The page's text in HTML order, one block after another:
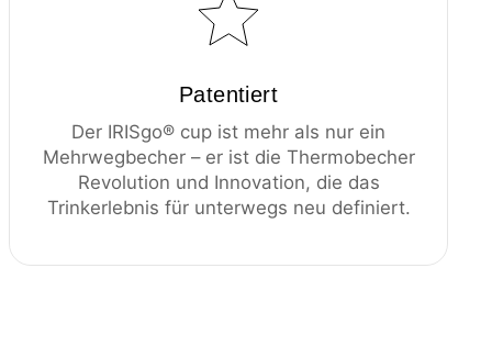
Patentiert
Der IRISgo® cup ist mehr als nur ein
Mehrwegbecher – er ist die Thermobecher
Revolution und Innovation, die das
Trinkerlebnis für unterwegs neu definiert.